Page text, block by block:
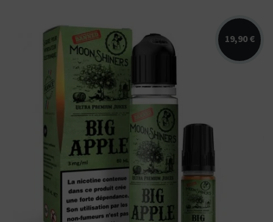
19,90 €
Arômes : pomme, vanille, amande. E-
liquide Moonshiners en 50 pour 60ml...